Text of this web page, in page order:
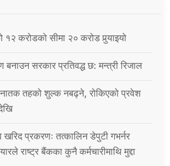
१२ करोडको सीमा २० करोड पुर्‍याइयो
बनाउन सरकार प्रतिवद्ध छ: मन्त्री रिजाल
तहको शुल्क नबढ्ने, रोकिएको प्रवेश
प्रकरणः तत्कालिन डेपुटी गभर्नर
राष्ट्र बैंकका कुनै कर्मचारीमाथि मुद्दा